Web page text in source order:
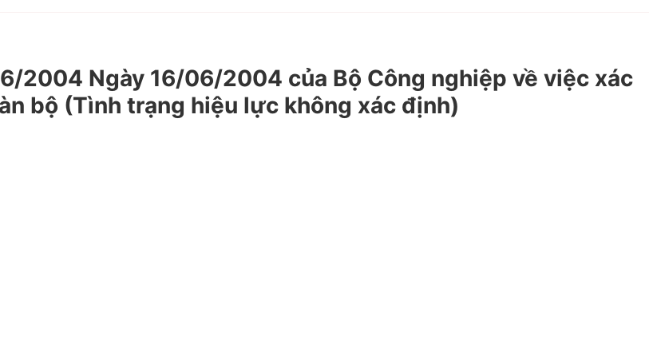
2004 Ngày 16/06/2004 của Bộ Công nghiệp về việc xác
bộ (Tình trạng hiệu lực không xác định)